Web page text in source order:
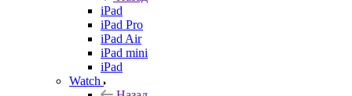
iPad
iPad Pro
iPad Air
iPad mini
iPad
Watch